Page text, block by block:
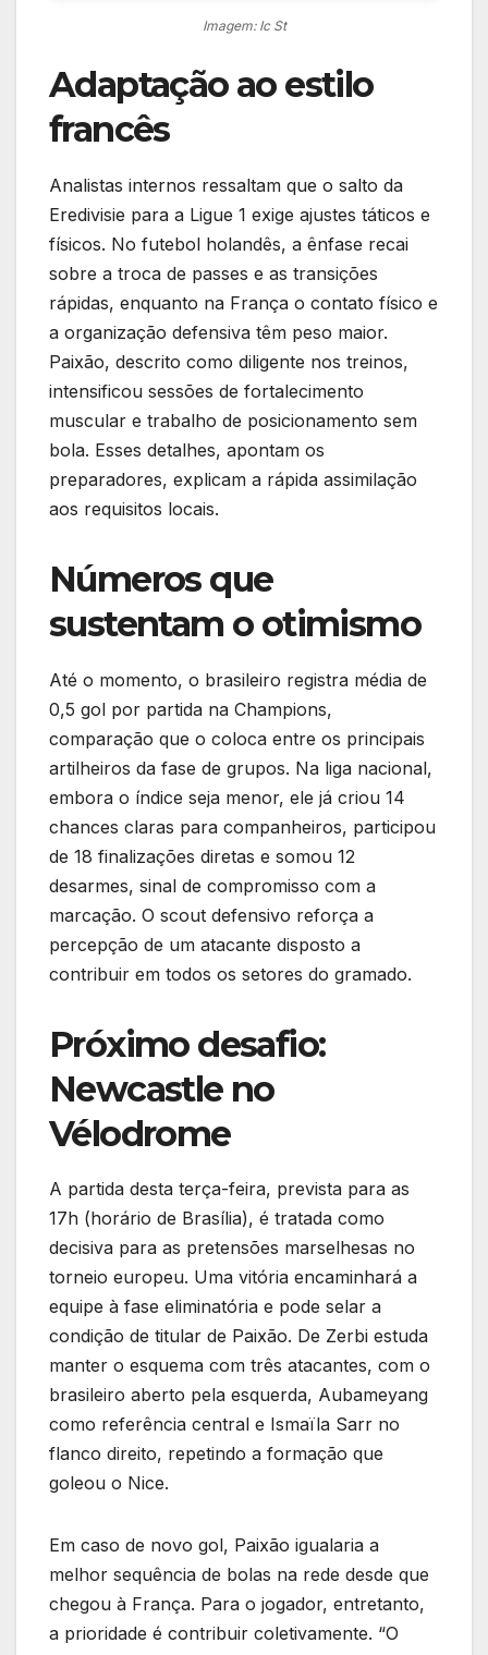
Imagem: Ic St
Adaptação ao estilo
francês
Analistas internos ressaltam que o salto da
Eredivisie para a Ligue 1 exige ajustes táticos e
físicos. No futebol holandês, a ênfase recai
sobre a troca de passes e as transições
rápidas, enquanto na França o contato físico e
a organização defensiva têm peso maior.
Paixão, descrito como diligente nos treinos,
intensificou sessões de fortalecimento
muscular e trabalho de posicionamento sem
bola. Esses detalhes, apontam os
preparadores, explicam a rápida assimilação
aos requisitos locais.
Números que
sustentam o otimismo
Até o momento, o brasileiro registra média de
0,5 gol por partida na Champions,
comparação que o coloca entre os principais
artilheiros da fase de grupos. Na liga nacional,
embora o índice seja menor, ele já criou 14
chances claras para companheiros, participou
de 18 finalizações diretas e somou 12
desarmes, sinal de compromisso com a
marcação. O scout defensivo reforça a
percepção de um atacante disposto a
contribuir em todos os setores do gramado.
Próximo desafio:
Newcastle no
Vélodrome
A partida desta terça-feira, prevista para as
17h (horário de Brasília), é tratada como
decisiva para as pretensões marselhesas no
torneio europeu. Uma vitória encaminhará a
equipe à fase eliminatória e pode selar a
condição de titular de Paixão. De Zerbi estuda
manter o esquema com três atacantes, com o
brasileiro aberto pela esquerda, Aubameyang
como referência central e Ismaïla Sarr no
flanco direito, repetindo a formação que
goleou o Nice.
Em caso de novo gol, Paixão igualaria a
melhor sequência de bolas na rede desde que
chegou à França. Para o jogador, entretanto,
a prioridade é contribuir coletivamente. “O